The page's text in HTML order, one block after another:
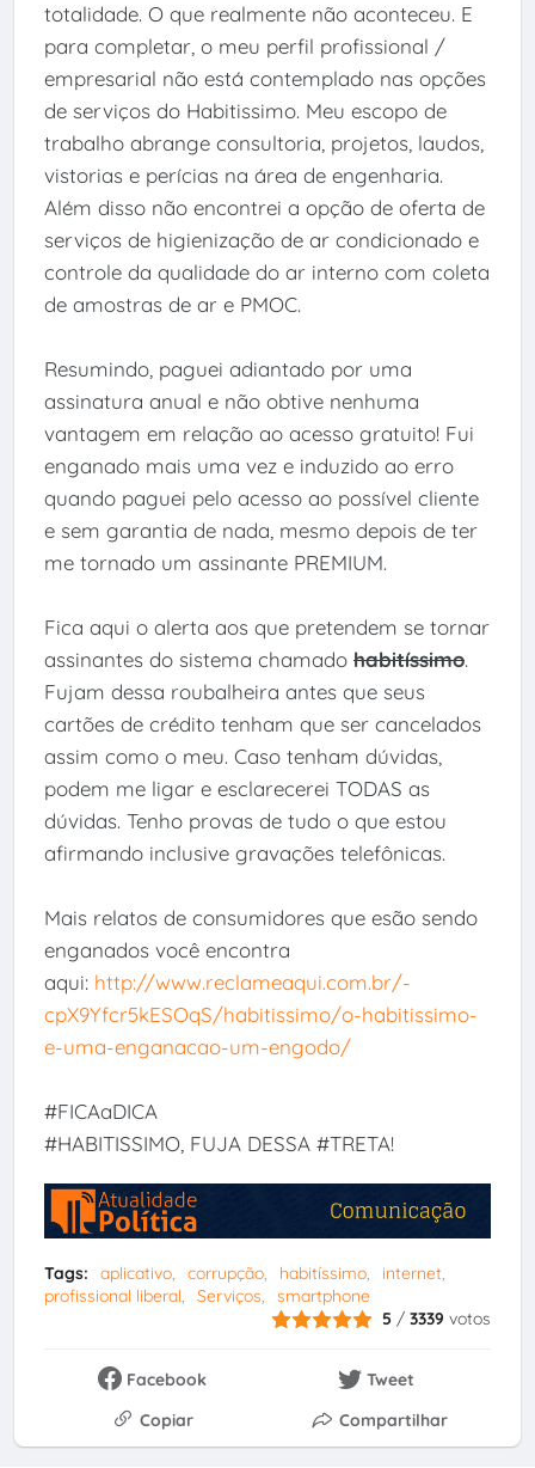
totalidade. O que realmente não aconteceu. E
para completar, o meu perfil profissional /
empresarial não está contemplado nas opções
de serviços do Habitissimo. Meu escopo de
trabalho abrange consultoria, projetos, laudos,
vistorias e perícias na área de engenharia.
Além disso não encontrei a opção de oferta de
serviços de higienização de ar condicionado e
controle da qualidade do ar interno com coleta
de amostras de ar e PMOC.
Resumindo, paguei adiantado por uma
assinatura anual e não obtive nenhuma
vantagem em relação ao acesso gratuito! Fui
enganado mais uma vez e induzido ao erro
quando paguei pelo acesso ao possível cliente
e sem garantia de nada, mesmo depois de ter
me tornado um assinante PREMIUM.
Fica aqui o alerta aos que pretendem se tornar
assinantes do sistema chamado habitíssimo.
Fujam dessa roubalheira antes que seus
cartões de crédito tenham que ser cancelados
assim como o meu. Caso tenham dúvidas,
podem me ligar e esclarecerei TODAS as
dúvidas. Tenho provas de tudo o que estou
afirmando inclusive gravações telefônicas.
Mais relatos de consumidores que esão sendo
enganados você encontra
aqui: http://www.reclameaqui.com.br/-
cpX9Yfcr5kESOqS/habitissimo/o-habitissimo-
e-uma-enganacao-um-engodo/
#FICAaDICA
#HABITISSIMO, FUJA DESSA #TRETA!
Tags: aplicativo corrupção habitíssimo
internet
profissional liberal
Serviços
smartphone
5 /3339 votos
Facebook
Tweet
Copiar
Compartilhar